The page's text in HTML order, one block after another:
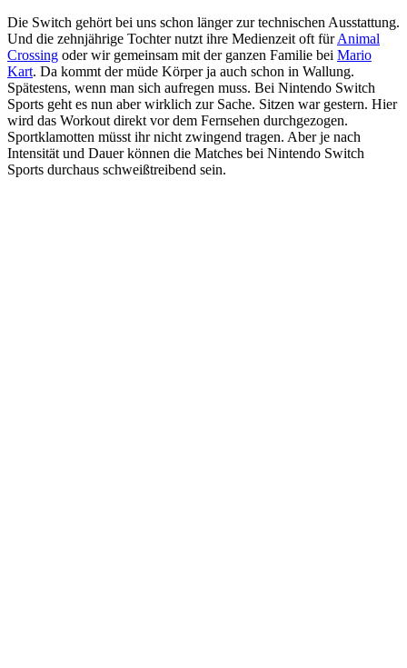
Die Switch gehört bei uns schon länger zur technischen Ausstattung.
Und die zehnjährige Tochter nutzt ihre Medienzeit oft fürAnimal
Crossing oder wir gemeinsam mit der ganzen Familie bei Mario
Kart. Da kommt der müde Körper ja auch schon in Wallung.
Spätestens, wenn man sich aufregen muss. Bei Nintendo Switch
Sports geht es nun aber wirklich zur Sache. Sitzen war gestern. Hier
wird das Workout direkt vor dem Fernsehen durchgezogen.
Sportklamotten müsst ihr nicht zwingend tragen. Aber je nach
Intensität und Dauer können die Matches bei Nintendo Switch
Sports durchaus schweißtreibend sein.